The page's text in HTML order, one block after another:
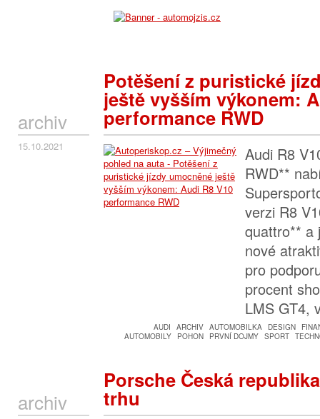
Potěšení z puristické
ještě vyšším výkonem:
performance RWD
archiv
15.10.2021
Audi R8
RWD**
verzi R8
quattro** a
nové
pro
procent
LMS GT4,
AUDI ARCHIV AUTOMOBILKA DESIGN
AUTOMOBILY
POHON PRVNÍ DOJMY SPORT
Porsche Česká
trhu
archiv